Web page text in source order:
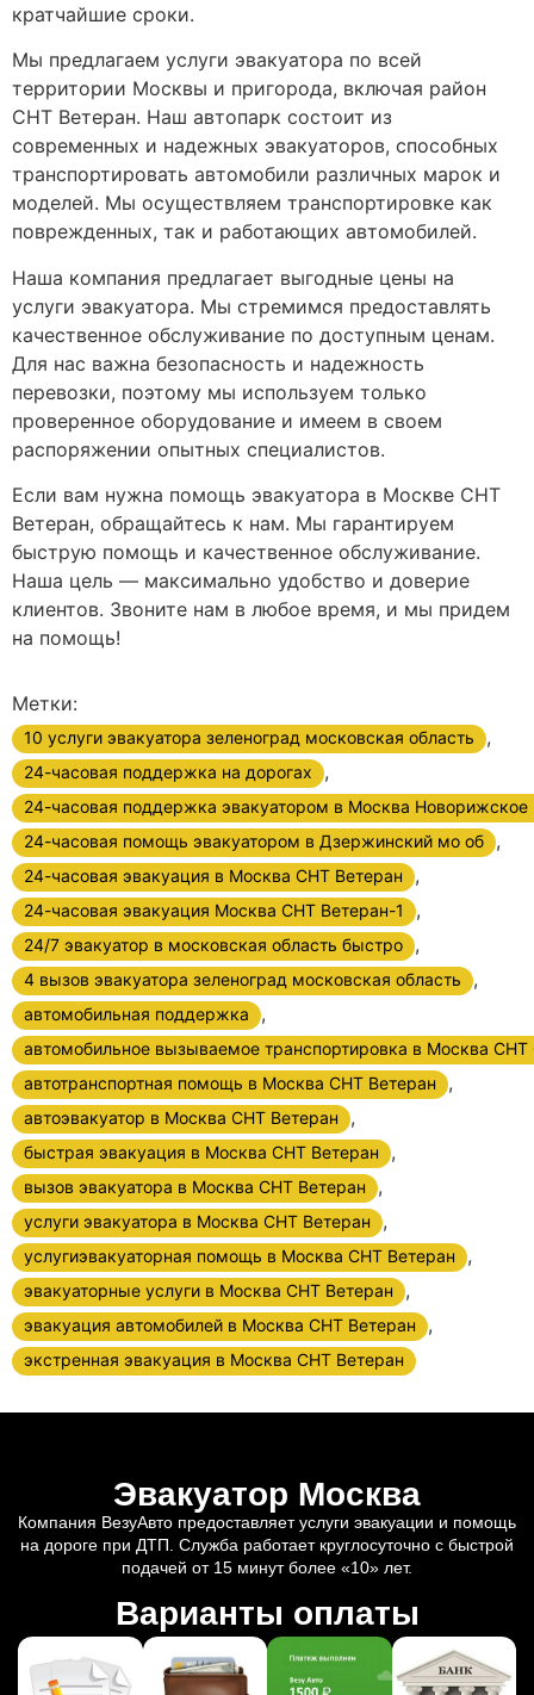
кратчайшие сроки.
Мы предлагаем услуги эвакуатора по всей
территории Москвы и пригорода, включая район
СНТ Ветеран. Наш автопарк состоит из
современных и надежных эвакуаторов, способных
транспортировать автомобили различных марок и
моделей. Мы осуществляем транспортировке как
поврежденных, так и работающих автомобилей.
Наша компания предлагает выгодные цены на
услуги эвакуатора. Мы стремимся предоставлять
качественное обслуживание по доступным ценам.
Для нас важна безопасность и надежность
перевозки, поэтому мы используем только
проверенное оборудование и имеем в своем
распоряжении опытных специалистов.
Если вам нужна помощь эвакуатора в Москве СНТ
Ветеран, обращайтесь к нам. Мы гарантируем
быструю помощь и качественное обслуживание.
Наша цель — максимально удобство и доверие
клиентов. Звоните нам в любое время, и мы придем
на помощь!
Метки:
10 услуги эвакуатора зеленоград московская область ,
24-часовая поддержка на дорогах ,
24-часовая поддержка эвакуатором в Москва Новорижское
24-часовая помощь эвакуатором в Дзержинский мо об
,
24-часовая эвакуация в Москва СНТ Ветеран ,
24-часовая эвакуация Москва СНТ Ветеран-1 ,
24/7 эвакуатор в московская область быстро ,
4 вызов эвакуатора зеленоград московская область ,
автомобильная поддержка ,
автомобильное вызываемое транспортировка в Москва СНТ
автотранспортная помощь в Москва СНТ Ветеран
,
автоэвакуатор в Москва СНТ Ветеран ,
быстрая эвакуация в Москва СНТ Ветеран ,
вызов эвакуатора в Москва СНТ Ветеран ,
услуги эвакуатора в Москва СНТ Ветеран ,
услугиэвакуаторная помощь в Москва СНТ Ветеран ,
эвакуаторные услуги в Москва СНТ Ветеран ,
эвакуация автомобилей в Москва СНТ Ветеран ,
экстренная эвакуация в Москва СНТ Ветеран
Эвакуатор Москва
Компания ВезуАвто предоставляет услуги эвакуации и помощь
на дороге при ДТП. Служба работает круглосуточно с быстрой
подачей от 15 минут более «10» лет.
Варианты оплаты